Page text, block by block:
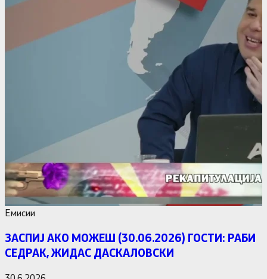
Емисии
ЗАСПИЈ АКО МОЖЕШ (30.06.2026) ГОСТИ: РАБИ
СЕДРАК, ЖИДАС ДАСКАЛОВСКИ